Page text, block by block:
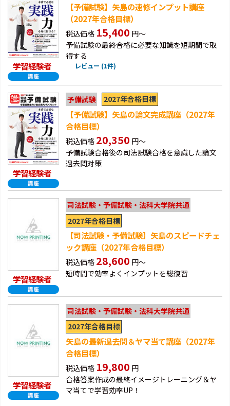
学習経験者
【予備試験】矢島の速修インプット講座
（2027年合格目標）
税込価格 15,400 円～
予備試験の最終合格に必要な知識を短期間で取
得する
レビュー (1件)
学習経験者
予備試験 2027年合格目標
【予備試験】矢島の論文完成講座（2027年
合格目標）
税込価格 20,350 円～
予備試験合格後の司法試験合格を意識した論文
過去問対策
学習経験者
司法試験・予備試験・法科大学院共通
2027年合格目標
【司法試験・予備試験】矢島のスピードチェ
ック講座（2027年合格目標）
税込価格 28,600 円～
短時間で効率よくインプットを総復習
学習経験者
司法試験・予備試験・法科大学院共通
2027年合格目標
矢島の最新過去問＆ヤマ当て講座（2027年
合格目標）
税込価格 19,800 円
合格答案作成の最終イメージトレーニング＆ヤ
マ当てで学習効率UP！